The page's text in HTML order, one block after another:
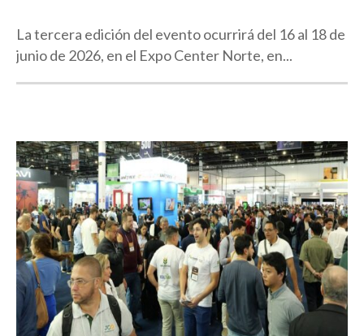
La tercera edición del evento ocurrirá del 16 al 18 de
junio de 2026, en el Expo Center Norte, en...